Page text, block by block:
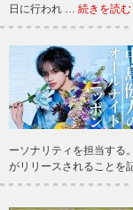
日に行われ … 続きを読む
ーソナリティを担当する
がリリースされることを